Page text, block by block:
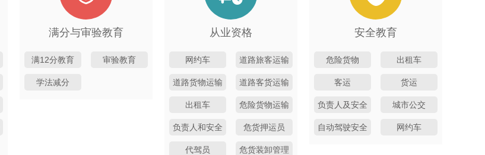
满分与审验教育
满12分教育 审验教育
学法减分
从业资格
网约车 道路旅客运输
道路货物运输 道路客货运输
出租车 危险货物运输
负责人和安全
员
危货押运员
代驾员
危货装卸管理
安全教育
危险货物 出租车
客运 货运
负责人及安全
城市公交
自动驾驶安全
网约车